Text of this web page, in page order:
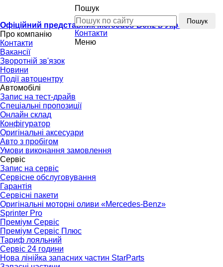
Офіційний представник Mercedes-Benz в Україні
Пошук
Пошук
Контакти
Меню
Про компанію
Контакти
Вакансії
Зворотній зв'язок
Новини
Події автоцентру
Автомобілі
Запис на тест-драйв
Спеціальні пропозиції
Онлайн склад
Конфігуратор
Оригінальні аксесуари
Авто з пробігом
Умови виконання замовлення
Сервіс
Запис на сервіс
Сервісне обслуговування
Гарантія
Сервісні пакети
Оригінальні моторні оливи «Mercedes-Benz»
Sprinter Pro
Преміум Сервіс
Преміум Сервіс Плюс
Тариф лояльний
Сервіс 24 години
Нова лінійка запасних частин StarParts